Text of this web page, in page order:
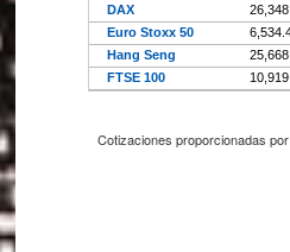
Cotizaciones proporcionadas por